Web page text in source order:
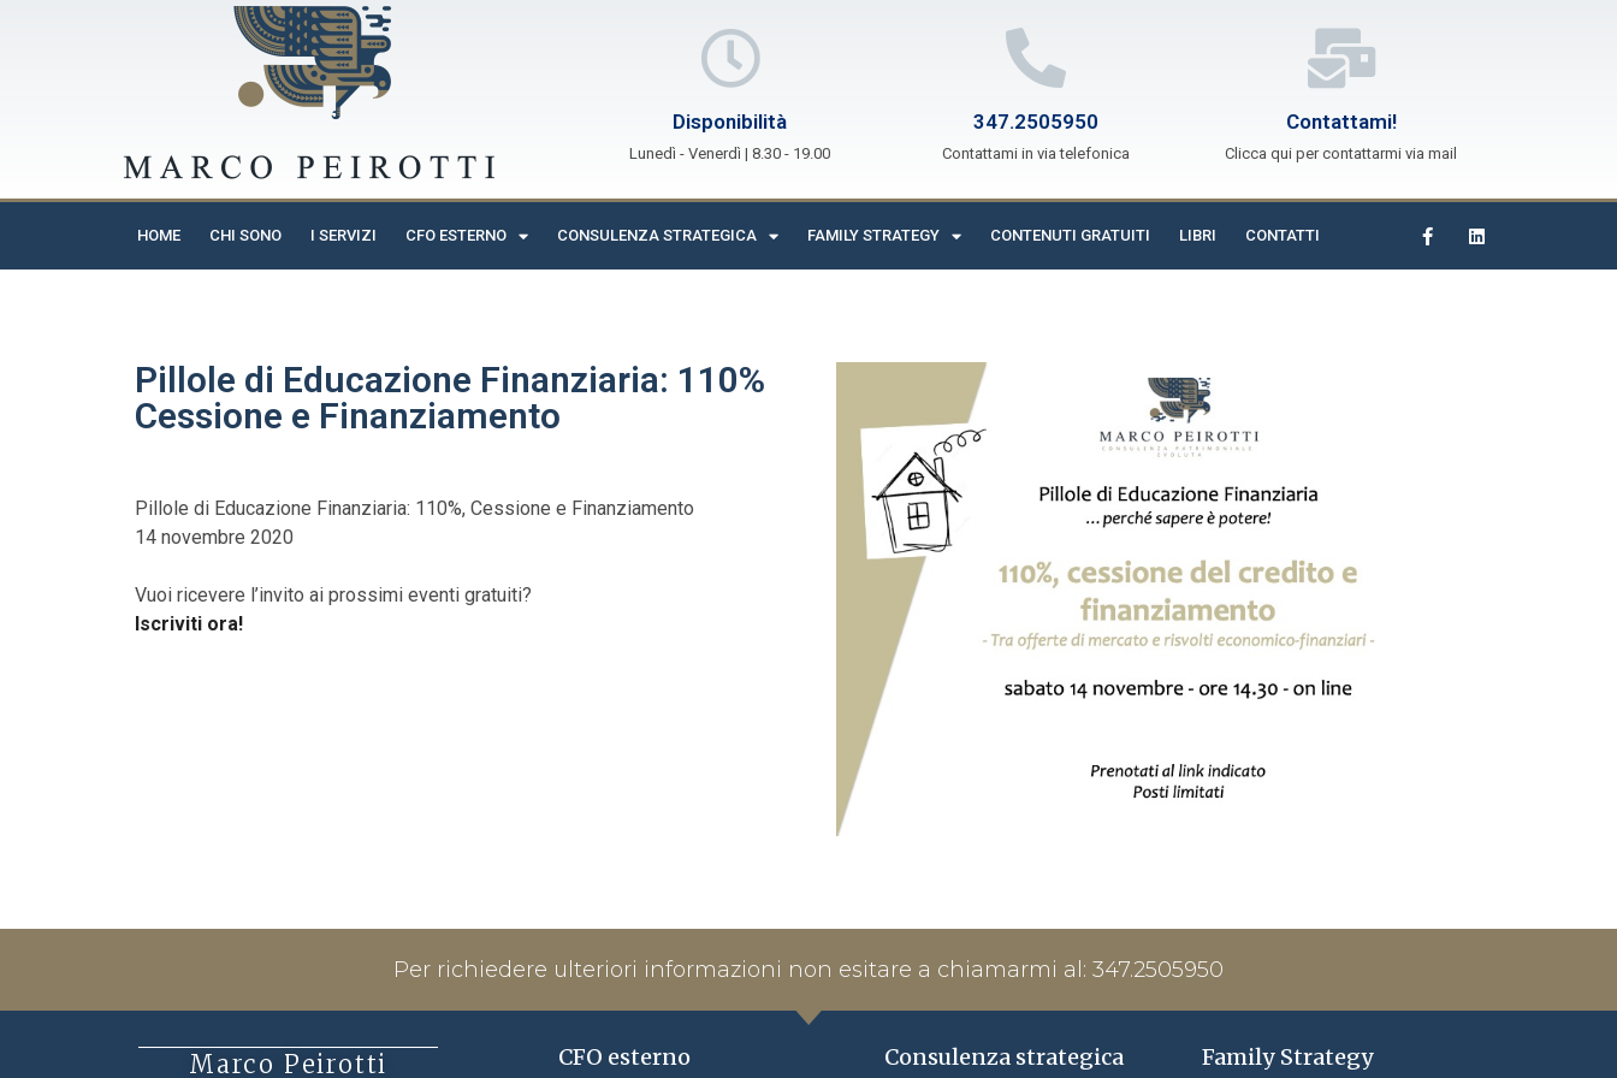
Disponibilità
Lunedì - Venerdì | 8.30 - 19.00
347.2505950
Contattami in via telefonica
Contattami!
Clicca qui per contattarmi via mail
HOME CHI SONO I SERVIZI CFO ESTERNO CONSULENZA STRATEGICA FAMILY STRATEGY CONTENUTI GRATUITI LIBRI CONTATTI
Pillole di Educazione Finanziaria: 110%
Cessione e Finanziamento
Pillole di Educazione Finanziaria: 110%, Cessione e Finanziamento
14 novembre 2020
Vuoi ricevere l’invito ai prossimi eventi gratuiti?
Iscriviti ora!
Per richiedere ulteriori informazioni non esitare a chiamarmi al: 347.2505950
Marco Peirotti CFO esterno Consulenza strategica Family Strategy